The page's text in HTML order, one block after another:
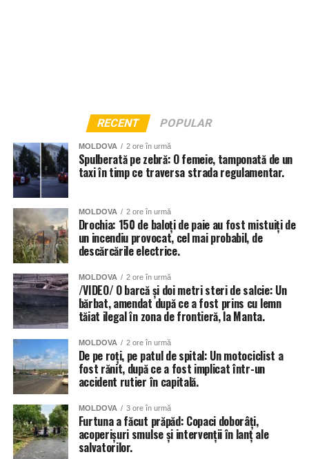
RECENT POPULAR
MOLDOVA 2 ore în urmă
Spulberată pe zebră: O femeie, tamponată de un
taxi în timp ce traversa strada regulamentar.
MOLDOVA 2 ore în urmă
Drochia: 150 de baloți de paie au fost mistuiți de
un incendiu provocat, cel mai probabil, de
descărcările electrice.
MOLDOVA 2 ore în urmă
/VIDEO/ O barcă și doi metri steri de salcie: Un
bărbat, amendat după ce a fost prins cu lemn
tăiat ilegal în zona de frontieră, la Manta.
MOLDOVA 2 ore în urmă
De pe roți, pe patul de spital: Un motociclist a
fost rănit, după ce a fost implicat într-un
accident rutier în capitală.
MOLDOVA 3 ore în urmă
Furtuna a făcut prăpăd: Copaci doborâți,
acoperișuri smulse și intervenții în lanț ale
salvatorilor.